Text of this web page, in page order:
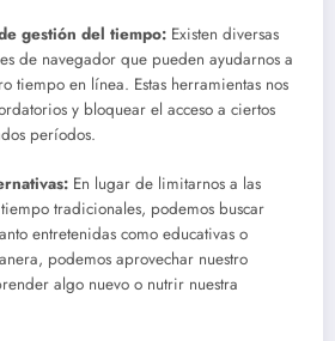
gestión del tiempo: Existen diversas
de navegador que pueden ayudarnos a
tiempo en línea. Estas herramientas nos
y bloquear el acceso a ciertos
períodos.
En lugar de limitarnos a las
tradicionales, podemos buscar
entretenidas como educativas o
podemos aprovechar nuestro
algo nuevo o nutrir nuestra